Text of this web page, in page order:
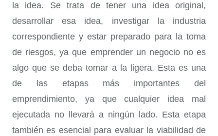
la idea. Se trata de tener una idea original,
desarrollar esa idea, investigar la industria
correspondiente y estar preparado para la toma
de riesgos, ya que emprender un negocio no es
algo que se deba tomar a la ligera. Esta es una
de las etapas más importantes del
emprendimiento, ya que cualquier idea mal
ejecutada no llevará a ningún lado. Esta etapa
también es esencial para evaluar la viabilidad de